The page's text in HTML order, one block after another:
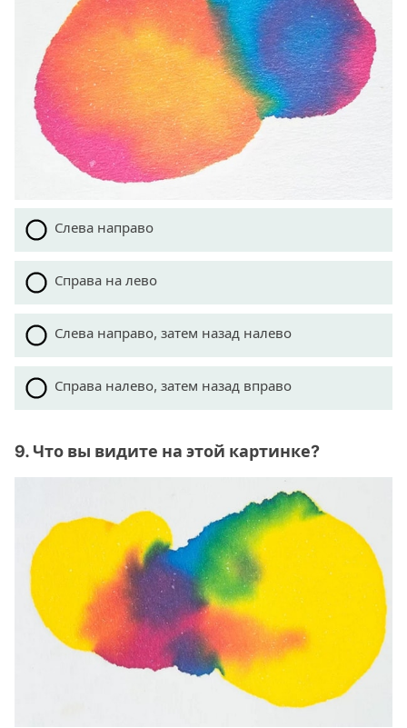
Слева направо
Справа на лево
Слева направо, затем назад налево
Справа налево, затем назад вправо
9. Что вы видите на этой картинке?